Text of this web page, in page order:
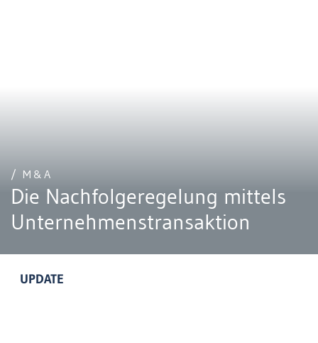
/ M&A
Die Nachfolgeregelung mittels
Unternehmenstransaktion
UPDATE